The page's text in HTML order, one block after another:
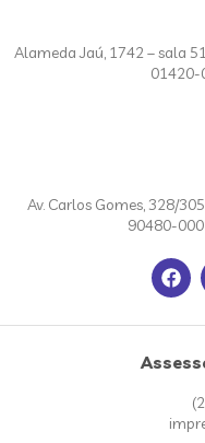
Alameda Jaú, 1742 – sala
01420-
Av. Carlos Gomes, 328/
90480-